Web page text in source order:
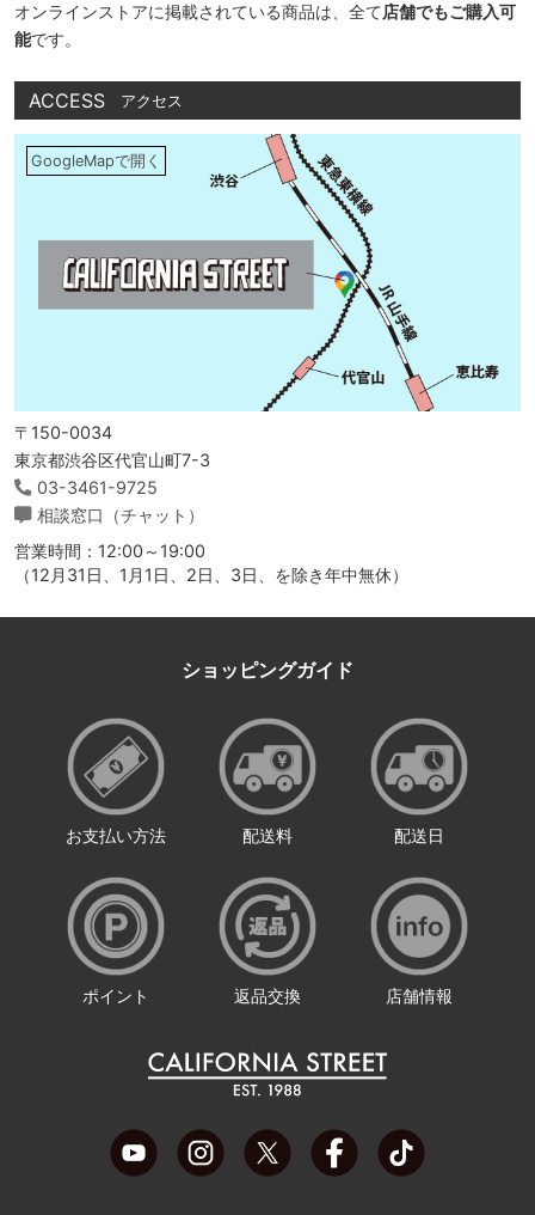
オンラインストアに掲載されている商品は、全て店舗でもご購入可
能です。
ACCESS アクセス
GoogleMapで開く
〒150-0034
東京都渋谷区代官山町7-3
03-3461-9725
相談窓口（チャット）
営業時間：12:00～19:00
（12月31日、1月1日、2日、3日、を除き年中無休）
ショッピングガイド
お支払い方法 配送料 配送日
ポイント 返品交換 店舗情報